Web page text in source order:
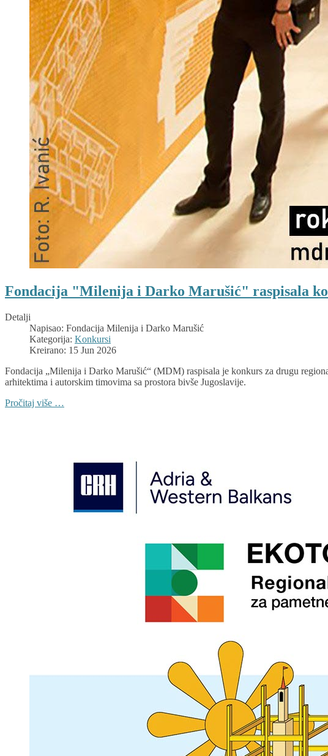
Fondacija "Milenija i Darko Marušić" raspisala
Detalji
Napisao: Fondacija Milenija i Darko Marušić
Kategorija: Konkursi
Kreirano: 15 Jun 2026
Fondacija „Milenija i Darko Marušić“ (MDM) raspisala je konkurs za drugu
arhitektima i autorskim timovima sa prostora bivše Jugoslavije.
Pročitaj više …